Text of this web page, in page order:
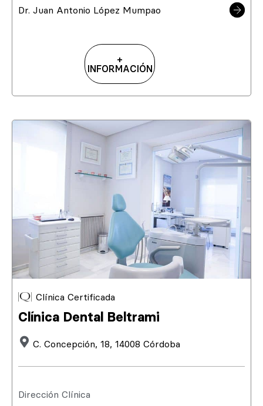
Dr. Juan Antonio López Mumpao
+
INFORMACIÓN
Clínica Certificada
Clínica Dental Beltrami
C. Concepción, 18, 14008 Córdoba
Dirección Clínica